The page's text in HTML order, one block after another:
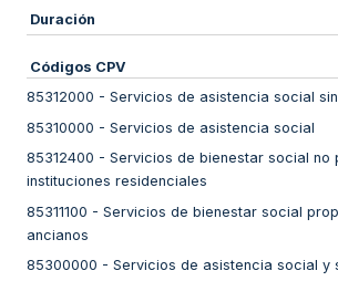
Duración
Códigos CPV
85312000 - Servicios de asistencia social
85310000 - Servicios de asistencia social
85312400 - Servicios de bienestar social no
instituciones residenciales
85311100 - Servicios de bienestar social
ancianos
85300000 - Servicios de asistencia social y